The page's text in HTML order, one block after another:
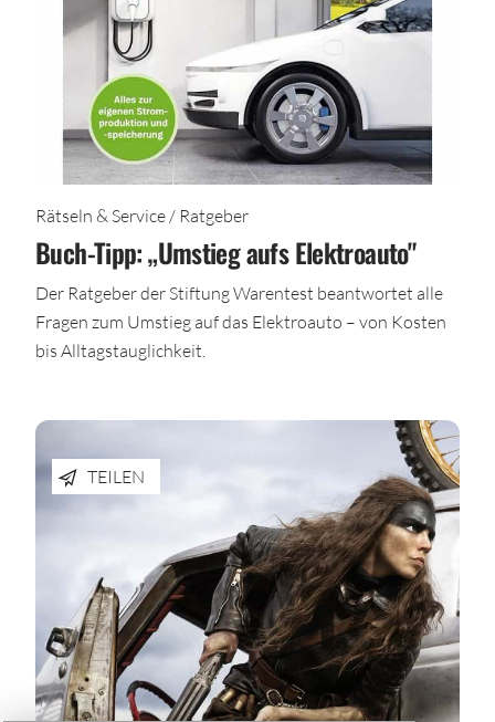
Rätseln & Service / Ratgeber
Buch-Tipp: „Umstieg aufs Elektroauto"
Der Ratgeber der Stiftung Warentest beantwortet alle
Fragen zum Umstieg auf das Elektroauto – von Kosten
bis Alltagstauglichkeit.
TEILEN